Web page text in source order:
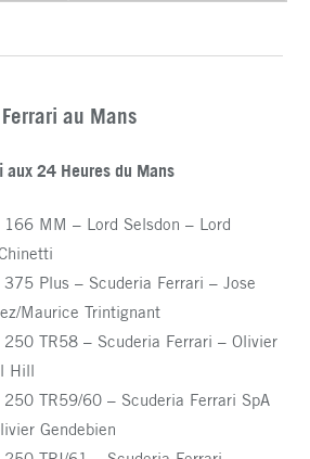
au Mans
aux 24 Heures du Mans
MM – Lord Selsdon – Lord
Plus – Scuderia Ferrari – Jose
Maurice Trintignant
TR58 – Scuderia Ferrari – Olivier
Hill
TR59/60 – Scuderia Ferrari SpA
Gendebien